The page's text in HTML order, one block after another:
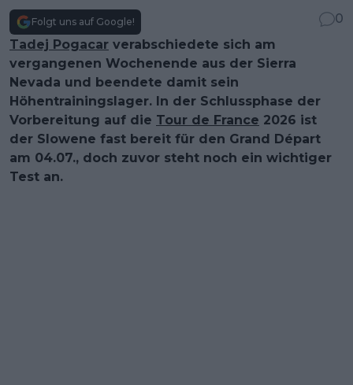
Folgt uns auf Google!
0
Tadej Pogacar verabschiedete sich am
vergangenen Wochenende aus der Sierra
Nevada und beendete damit sein
Höhentrainingslager. In der Schlussphase der
Vorbereitung auf die Tour de France 2026 ist
der Slowene fast bereit für den Grand Départ
am 04.07., doch zuvor steht noch ein wichtiger
Test an.